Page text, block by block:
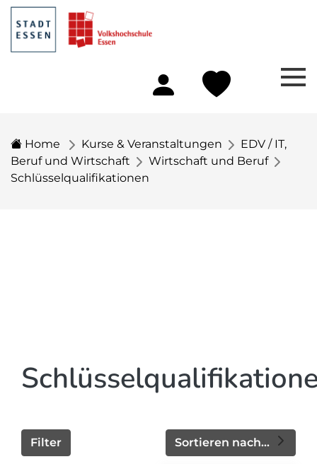
Home Kurse & Veranstaltungen
EDV / IT,
Beruf und Wirtschaft
Wirtschaft und Beruf
Schlüsselqualifikationen
Sortieren nach...
Filter